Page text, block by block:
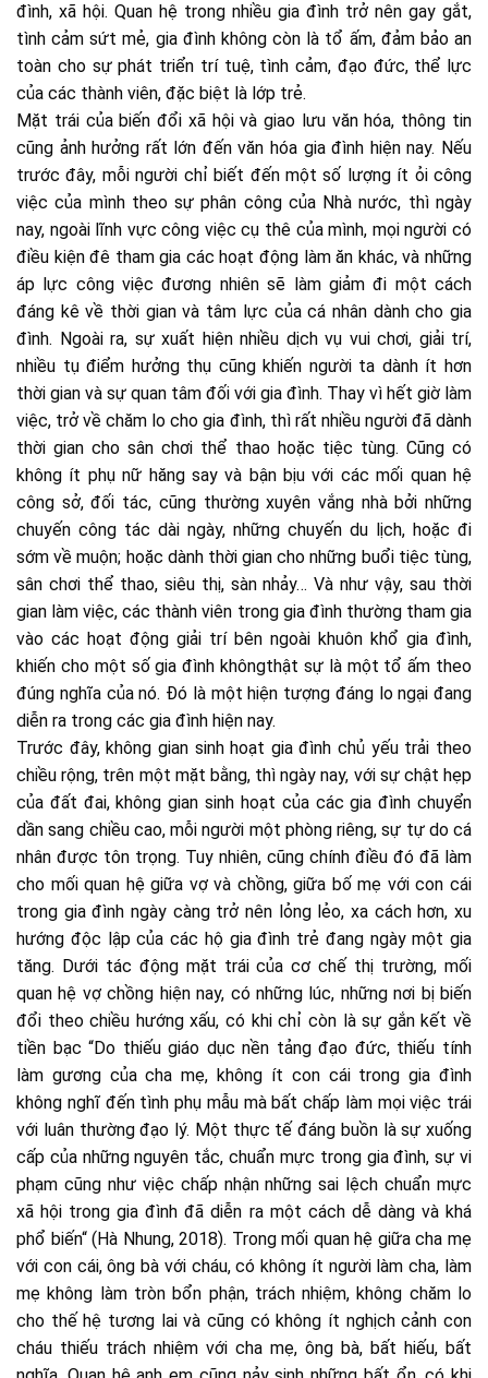
đình, xã hội. Quan hệ trong nhiều gia đình trở nên gay gắt,
tình cảm sứt mẻ, gia đình không còn là tổ ấm, đảm bảo an
toàn cho sự phát triển trí tuệ, tình cảm, đạo đức, thể lực
của các thành viên, đặc biệt là lớp trẻ.
Mặt trái của biến đổi xã hội và giao lưu văn hóa, thông tin
cũng ảnh hưởng rất lớn đến văn hóa gia đình hiện nay. Nếu
trước đây, mỗi người chỉ biết đến một số lượng ít ỏi công
việc của mình theo sự phân công của Nhà nước, thì ngày
nay, ngoài lĩnh vực công việc cụ thê của mình, mọi người có
điều kiện đê tham gia các hoạt động làm ăn khác, và những
áp lực công việc đương nhiên sẽ làm giảm đi một cách
đáng kê về thời gian và tâm lực của cá nhân dành cho gia
đình. Ngoài ra, sự xuất hiện nhiều dịch vụ vui chơi, giải trí,
nhiều tụ điểm hưởng thụ cũng khiến người ta dành ít hơn
thời gian và sự quan tâm đối với gia đình. Thay vì hết giờ làm
việc, trở về chăm lo cho gia đình, thì rất nhiều người đã dành
thời gian cho sân chơi thể thao hoặc tiệc tùng. Cũng có
không ít phụ nữ hăng say và bận bịu với các mối quan hệ
công sở, đối tác, cũng thường xuyên vắng nhà bởi những
chuyến công tác dài ngày, những chuyến du lịch, hoặc đi
sớm về muộn; hoặc dành thời gian cho những buổi tiệc tùng,
sân chơi thể thao, siêu thị, sàn nhảy… Và như vậy, sau thời
gian làm việc, các thành viên trong gia đình thường tham gia
vào các hoạt động giải trí bên ngoài khuôn khổ gia đình,
khiến cho một số gia đình khôngthật sự là một tổ ấm theo
đúng nghĩa của nó. Đó là một hiện tượng đáng lo ngại đang
diễn ra trong các gia đình hiện nay.
Trước đây, không gian sinh hoạt gia đình chủ yếu trải theo
chiều rộng, trên một mặt bằng, thì ngày nay, với sự chật hẹp
của đất đai, không gian sinh hoạt của các gia đình chuyển
dần sang chiều cao, mỗi người một phòng riêng, sự tự do cá
nhân được tôn trọng. Tuy nhiên, cũng chính điều đó đã làm
cho mối quan hệ giữa vợ và chồng, giữa bố mẹ với con cái
trong gia đình ngày càng trở nên lỏng lẻo, xa cách hơn, xu
hướng độc lập của các hộ gia đình trẻ đang ngày một gia
tăng. Dưới tác động mặt trái của cơ chế thị trường, mối
quan hệ vợ chồng hiện nay, có những lúc, những nơi bị biến
đổi theo chiều hướng xấu, có khi chỉ còn là sự gắn kết về
tiền bạc “Do thiếu giáo dục nền tảng đạo đức, thiếu tính
làm gương của cha mẹ, không ít con cái trong gia đình
không nghĩ đến tình phụ mẫu mà bất chấp làm mọi việc trái
với luân thường đạo lý. Một thực tế đáng buồn là sự xuống
cấp của những nguyên tắc, chuẩn mực trong gia đình, sự vi
phạm cũng như việc chấp nhận những sai lệch chuẩn mực
xã hội trong gia đình đã diễn ra một cách dễ dàng và khá
phổ biến“ (Hà Nhung, 2018). Trong mối quan hệ giữa cha mẹ
với con cái, ông bà với cháu, có không ít người làm cha, làm
mẹ không làm tròn bổn phận, trách nhiệm, không chăm lo
cho thế hệ tương lai và cũng có không ít nghịch cảnh con
cháu thiếu trách nhiệm với cha mẹ, ông bà, bất hiếu, bất